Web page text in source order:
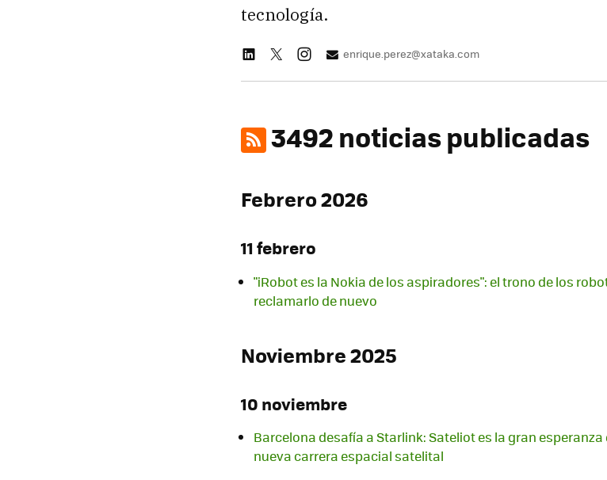
tecnología.
enrique.perez@xataka.com
3492 noticias publicadas
Febrero 2026
11 febrero
"iRobot es la Nokia de los aspiradores": el trono de los
reclamarlo de nuevo
Noviembre 2025
10 noviembre
Barcelona desafía a Starlink: Sateliot es la gran
nueva carrera espacial satelital